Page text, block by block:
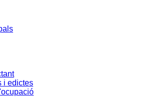
i edictes